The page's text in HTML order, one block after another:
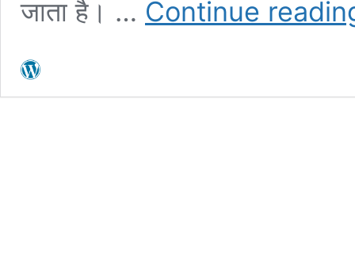
जाता है। … Continue